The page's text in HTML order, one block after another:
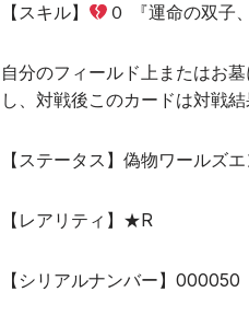
【スキル】 ０ 『運命の双子
自分のフィールド上またはお
し、対戦後このカードは対戦
【ステータス】偽物ワールズ
【レアリティ】★R
【シリアルナンバー】000050